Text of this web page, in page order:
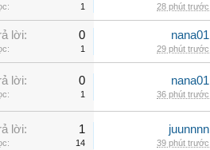
1 28 phút trước
lời: 0
1
nana01
29 phút trước
lời: 0
1
nana01
36 phút trước
lời: 1
14
juunnnn
39 phút trước